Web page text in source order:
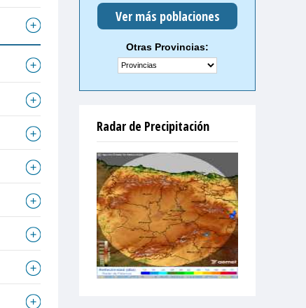
Ver más poblaciones
Otras Provincias:
Radar de Precipitación